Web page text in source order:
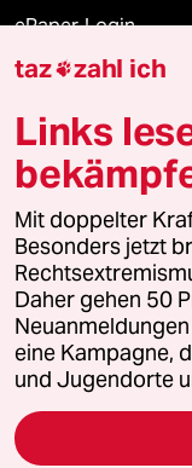
ePaper Login
Downloads für
© 2026 taz Verlags
Alle Rechte vorbehalten.
wenden Sie sich bitte an
Feedback
Leitlinie Informant
Seitenwende
taz zahl ich
Links
Mit doppelter
Besonders jetzt
Daher gehen 50
eine Kampagne,
und Jugendorte